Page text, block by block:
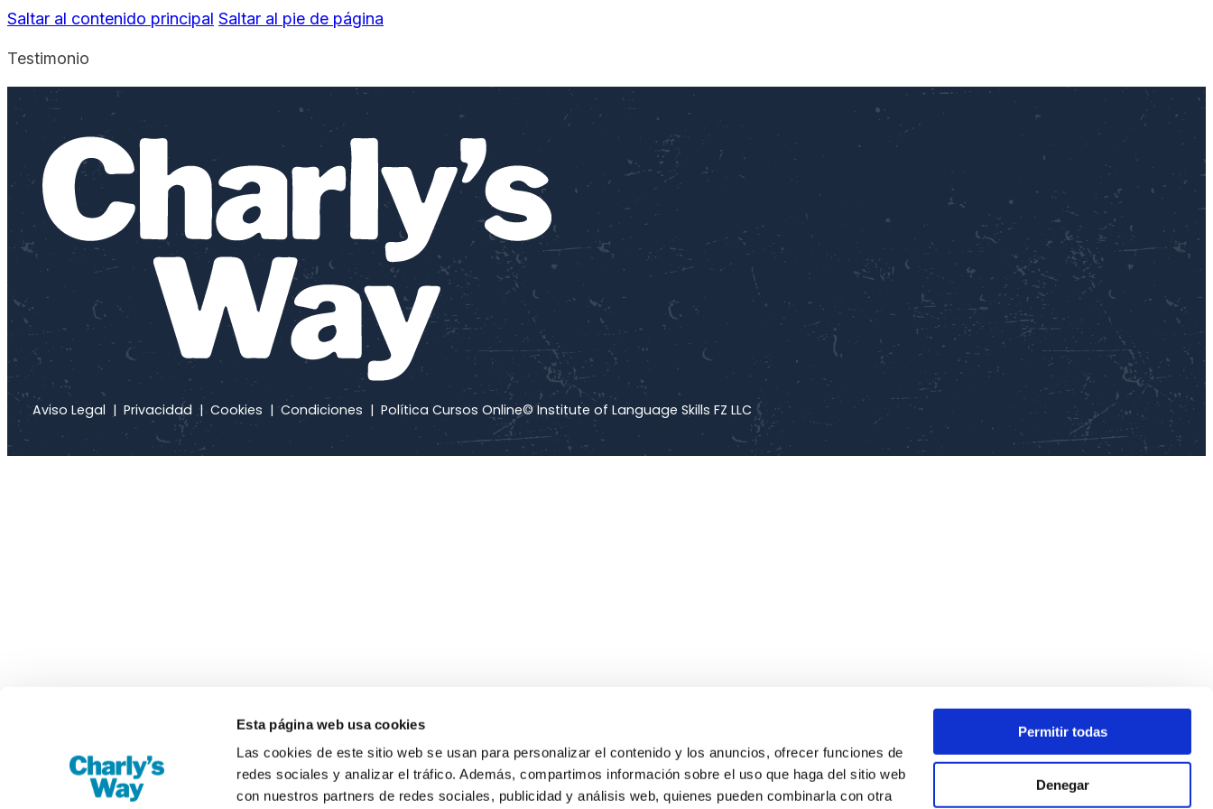
Esta página web usa cookies
Las cookies de este sitio web se usan para personalizar el contenido y los anuncios, ofrecer funciones de
redes sociales y analizar el tráfico. Además, compartimos información sobre el uso que haga del sitio web
con nuestros partners de redes sociales, publicidad y análisis web, quienes pueden combinarla con otra
Permitir todas
Denegar
Saltar al contenido principal Saltar al pie de página
Testimonio
Aviso Legal | Privacidad|Cookies | Condiciones | Política Cursos Online© Institute of Language Skills FZ LLC